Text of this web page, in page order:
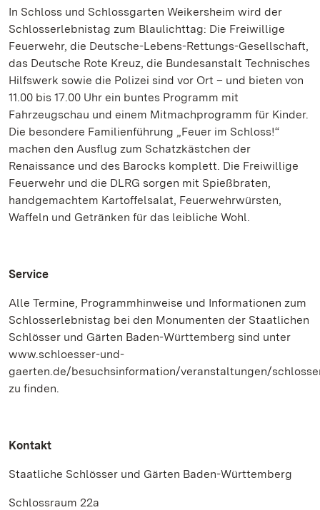
In Schloss und Schlossgarten Weikersheim wird der
Schlosserlebnistag zum Blaulichttag: Die Freiwillige
Feuerwehr, die Deutsche-Lebens-Rettungs-Gesellschaft,
das Deutsche Rote Kreuz, die Bundesanstalt Technisches
Hilfswerk sowie die Polizei sind vor Ort – und bieten von
11.00 bis 17.00 Uhr ein buntes Programm mit
Fahrzeugschau und einem Mitmachprogramm für Kinder.
Die besondere Familienführung „Feuer im Schloss!“
machen den Ausflug zum Schatzkästchen der
Renaissance und des Barocks komplett. Die Freiwillige
Feuerwehr und die DLRG sorgen mit Spießbraten,
handgemachtem Kartoffelsalat, Feuerwehrwürsten,
Waffeln und Getränken für das leibliche Wohl.
Service
Alle Termine, Programmhinweise und Informationen zum
Schlosserlebnistag bei den Monumenten der Staatlichen
Schlösser und Gärten Baden-Württemberg sind unter
www.schloesser-und-
gaerten.de/besuchsinformation/veranstaltungen/
zu finden.
Kontakt
Staatliche Schlösser und Gärten Baden-Württemberg
Schlossraum 22a